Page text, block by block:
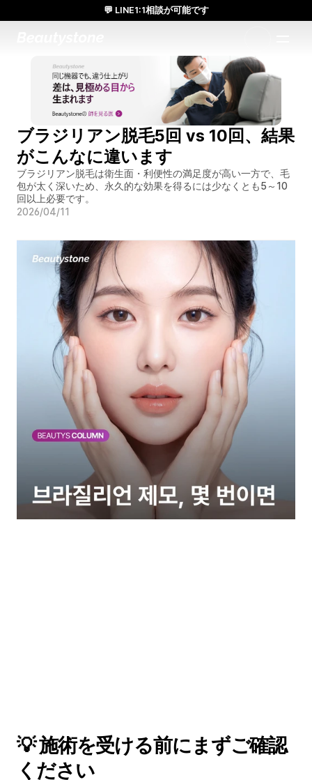
ブラジリアン脱毛5回 vs 10回、結果
がこんなに違います
ブラジリアン脱毛は衛生面・利便性の満足度が高い一方で、毛
包が太く深いため、永久的な効果を得るには少なくとも5～10
回以上必要です。
2026/04/11
💡 施術を受ける前にまずご確認
ください
💬 LINE1:1相談が可能です
日本人通訳常駐／お得な体験価格／満足度の高い効果